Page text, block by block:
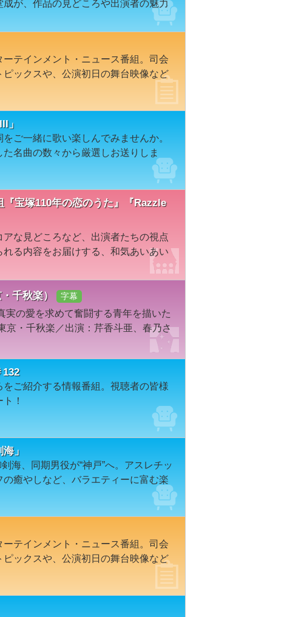
が、作品の見どころや出演者の魅力
テインメント・ニュース番組。司会
ックスや、公演初日の舞台映像など
」
ご一緒に歌い楽しんでみませんか。
名曲の数々から厳選しお送りしま
宝塚110年の恋のうた』『Razzle
な見どころなど、出演者たちの視点
る内容をお届けする、和気あいあい
千秋楽） 字幕
実の愛を求めて奮闘する青年を描いた
京・千秋楽／出演：芹香斗亜、春乃さ
ご紹介する情報番組。視聴者の皆様
！
」
海、同期男役が“神戸”へ。アスレチッ
癒やしなど、バラエティーに富む楽
テインメント・ニュース番組。司会
ックスや、公演初日の舞台映像など